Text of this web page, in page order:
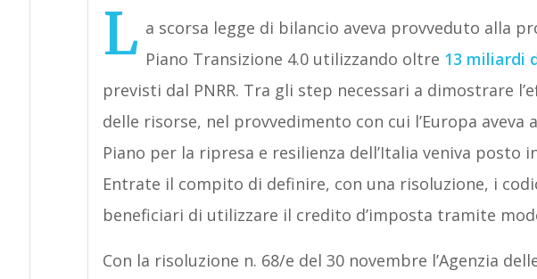
L a scorsa legge di bilancio aveva provveduto alla
Piano Transizione 4.0 utilizzando oltre 13 miliardi
previsti dal PNRR. Tra gli step necessari a dimostrare
delle risorse, nel provvedimento con cui l’Europa
Piano per la ripresa e resilienza dell’Italia veniva posto
Entrate il compito di definire, con una risoluzione, i
beneficiari di utilizzare il credito d’imposta tramite
Con la risoluzione n. 68/e del 30 novembre l’Agenzia